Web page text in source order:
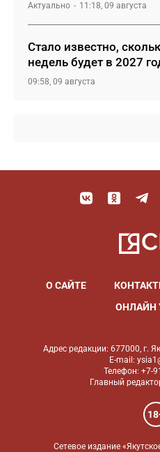
Актуально 11:18, 09 августа
Стало известно,
недель будет в 2027
09:58, 09 августа
О САЙТЕ
ОНЛАЙН
Адрес редакции: 677000, г.
E-mail:
Телефон: +7-
Главный
Сетевое издание